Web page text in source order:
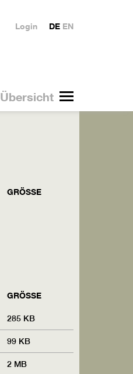
Übersicht
DE EN
Login
GRÖSSE
GRÖSSE
285 KB
99 KB
2 MB